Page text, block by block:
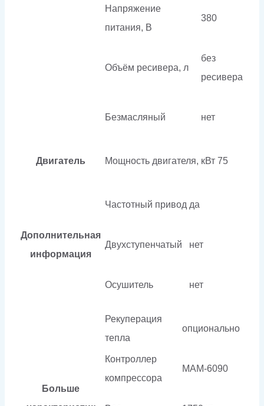
Напряжение
питания, В
380
Объём ресивера, л
без
ресивера
Безмасляный нет
Двигатель Мощность двигателя, кВт 75
Дополнительная
информация
Частотный привод да
Двухступенчатый нет
Осушитель нет
Больше
Рекуперация
тепла
опционально
Контроллер
компрессора
МАМ-6090